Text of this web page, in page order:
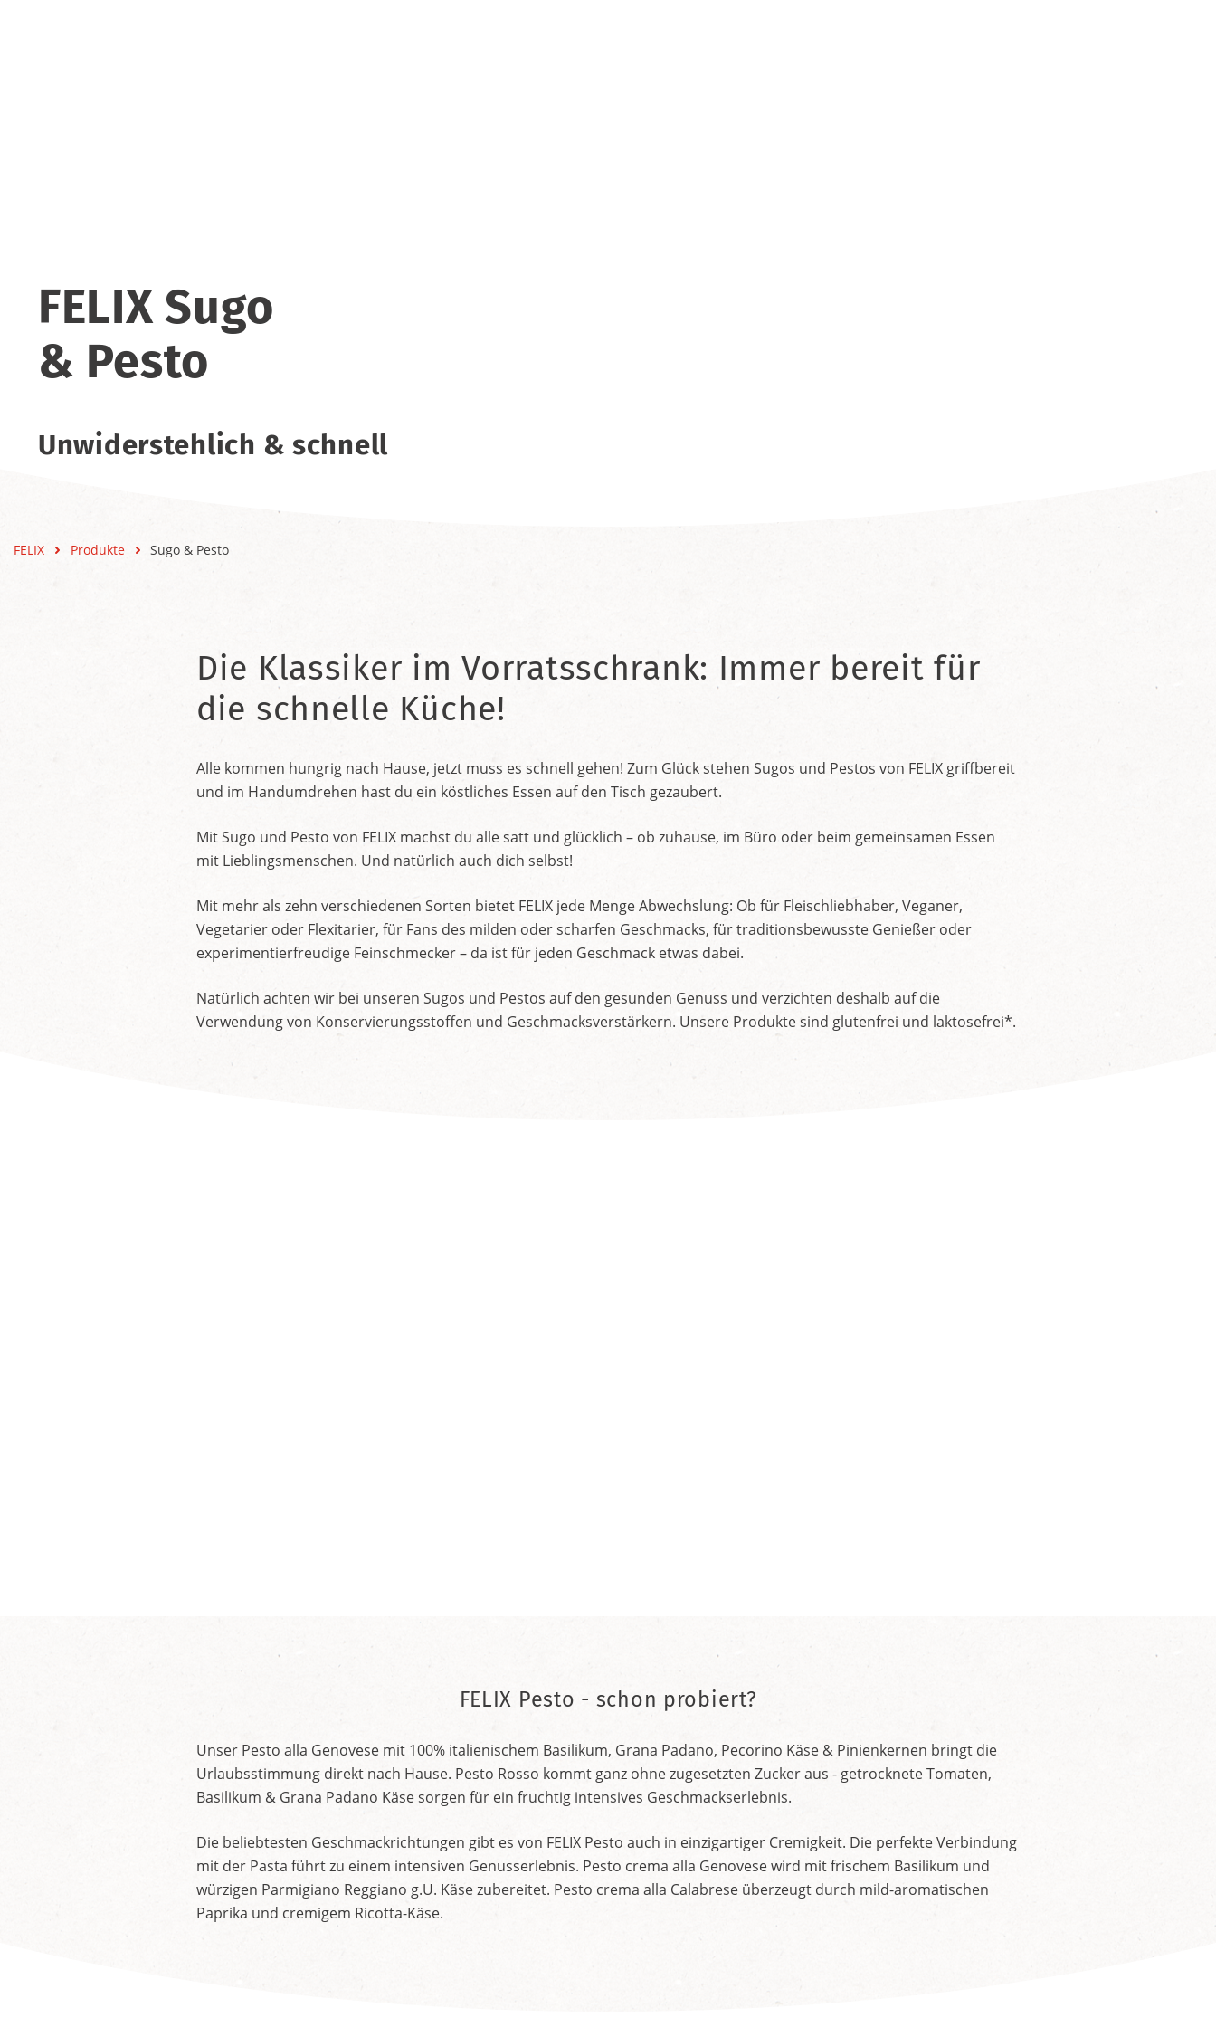
FELIX Sugo
& Pesto
Unwiderstehlich & schnell
FELIX Produkte Sugo & Pesto
Die Klassiker im Vorratsschrank: Immer bereit für
die schnelle Küche!
Alle kommen hungrig nach Hause, jetzt muss es schnell gehen! Zum Glück stehen Sugos und Pestos von FELIX griffbereit
und im Handumdrehen hast du ein köstliches Essen auf den Tisch gezaubert.
Mit Sugo und Pesto von FELIX machst du alle satt und glücklich – ob zuhause, im Büro oder beim gemeinsamen Essen
mit Lieblingsmenschen. Und natürlich auch dich selbst!
Mit mehr als zehn verschiedenen Sorten bietet FELIX jede Menge Abwechslung: Ob für Fleischliebhaber, Veganer,
Vegetarier oder Flexitarier, für Fans des milden oder scharfen Geschmacks, für traditionsbewusste Genießer oder
experimentierfreudige Feinschmecker – da ist für jeden Geschmack etwas dabei.
Natürlich achten wir bei unseren Sugos und Pestos auf den gesunden Genuss und verzichten deshalb auf die
Verwendung von Konservierungsstoffen und Geschmacksverstärkern. Unsere Produkte sind glutenfrei und laktosefrei*.
FELIX Pesto - schon probiert?
Unser Pesto alla Genovese mit 100% italienischem Basilikum, Grana Padano, Pecorino Käse & Pinienkernen bringt die
Urlaubsstimmung direkt nach Hause. Pesto Rosso kommt ganz ohne zugesetzten Zucker aus - getrocknete Tomaten,
Basilikum & Grana Padano Käse sorgen für ein fruchtig intensives Geschmackserlebnis.
Die beliebtesten Geschmackrichtungen gibt es von FELIX Pesto auch in einzigartiger Cremigkeit. Die perfekte Verbindung
mit der Pasta führt zu einem intensiven Genusserlebnis. Pesto crema alla Genovese wird mit frischem Basilikum und
würzigen Parmigiano Reggiano g.U. Käse zubereitet. Pesto crema alla Calabrese überzeugt durch mild-aromatischen
Paprika und cremigem Ricotta-Käse.